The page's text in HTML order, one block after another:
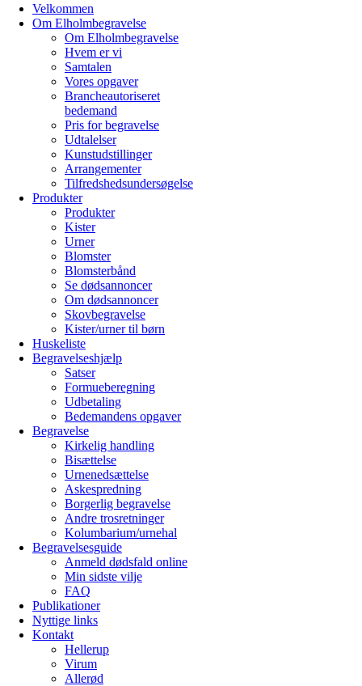
Velkommen
Om Elholmbegravelse
Om Elholmbegravelse
Hvem er vi
Samtalen
Vores opgaver
Brancheautoriseret
bedemand
Pris for begravelse
Udtalelser
Kunstudstillinger
Arrangementer
Tilfredshedsundersøgelse
Produkter
Produkter
Kister
Urner
Blomster
Blomsterbånd
Se dødsannoncer
Om dødsannoncer
Skovbegravelse
Kister/urner til børn
Huskeliste
Begravelseshjælp
Satser
Formueberegning
Udbetaling
Bedemandens opgaver
Begravelse
Kirkelig handling
Bisættelse
Urnenedsættelse
Askespredning
Borgerlig begravelse
Andre trosretninger
Kolumbarium/urnehal
Begravelsesguide
Anmeld dødsfald online
Min sidste vilje
FAQ
Publikationer
Nyttige links
Kontakt
Hellerup
Virum
Allerød